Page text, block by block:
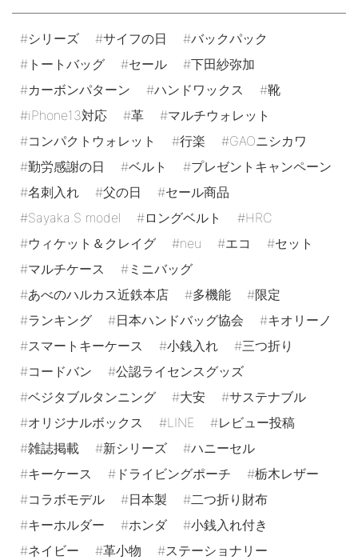
シリーズ サイフの日
バックパック
トートバッグ
セール
下田紗弥加
カーボンパターン
ハンドワックス
靴
iPhone13対応
革
マルチウォレット
コンパクトウォレット
行楽
GAOニシカワ
勤労感謝の日
ベルト
プレゼントキャンペーン
名刺入れ
父の日
セール商品
Sayaka.S model
ロングベルト
HRC
ウィケット＆クレイグ
neu エコ
セット
マルチケース
ミニバッグ
あべのハルカス近鉄本店
多機能
限定
ランキング
日本ハンドバッグ協会
キオリーノ
スマートキーケース
小銭入れ
三つ折り
コードバン
公認ライセンスグッズ
ベジタブルタンニング
大安
サステナブル
オリジナルボックス
LINE
レビュー投稿
雑誌掲載
新シリーズ
ハニーセル
キーケース
ドライビングポーチ
栃木レザー
コラボモデル
日本製
二つ折り財布
キーホルダー
ホンダ
小銭入れ付き
ネイビー
革小物 ステーショナリー